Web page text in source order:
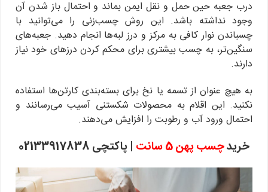
درب جعبه حین حمل و نقل ایمن بماند و احتمال باز شدن آن
وجود نداشته باشد. این روش چسب‌زنی را می‌توانید با
چسباندن نوار کافی به مرکز و درز لبه‌ها انجام دهید. جعبه‌های
سنگین‌تر، به چسب بیشتری برای محکم کردن درزهای خود نیاز
دارند.
به هیچ عنوان از تسمه یا نخ برای بسته‌بندی کارتن‌ها استفاده
نکنید. این اقلام به محصولات شکستنی آسیب می‌رسانند و
احتمال ورود آب و رطوبت را افزایش می‌دهند.
خریدچسب پهن 5 سانت | پاکتچی 02133917838